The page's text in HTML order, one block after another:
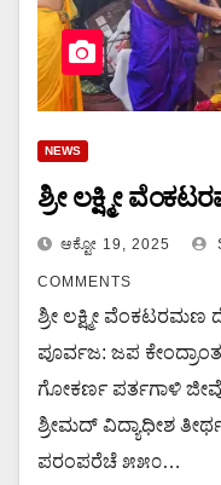
NEWS
ಶ್ರೀ ಲಕ್ಷ್ಮೀ
ಆಕ್ಟೋ 19, 2025
COMMENTS
ಶ್ರೀ ಲಕ್ಷ್ಮೀ ವೆಂಕಟರಮಣ
ಪೂರ್ವಜ: ಜಪ
ಗೋಕರ್ಣ ಪರ್ತಗಾಳಿ
ಶ್ರೀಮದ್ ವಿದ್ಯಾಧೀಶ
ಪರಂಪರೆಚೆ ೫೫೦…